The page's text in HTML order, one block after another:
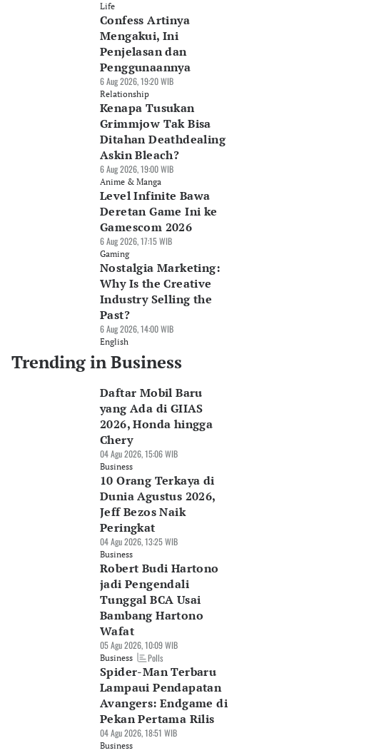
Life
Confess Artinya
Mengakui, Ini
Penjelasan dan
Penggunaannya
6 Aug 2026, 19:20 WIB
Relationship
Kenapa Tusukan
Grimmjow Tak Bisa
Ditahan Deathdealing
Askin Bleach?
6 Aug 2026, 19:00 WIB
Anime & Manga
Level Infinite Bawa
Deretan Game Ini ke
Gamescom 2026
6 Aug 2026, 17:15 WIB
Gaming
Nostalgia Marketing:
Why Is the Creative
Industry Selling the
Past?
6 Aug 2026, 14:00 WIB
English
Trending in Business
Daftar Mobil Baru
yang Ada di GIIAS
2026, Honda hingga
Chery
04 Agu 2026, 15:06 WIB
Business
10 Orang Terkaya di
Dunia Agustus 2026,
Jeff Bezos Naik
Peringkat
04 Agu 2026, 13:25 WIB
Business
Robert Budi Hartono
jadi Pengendali
Tunggal BCA Usai
Bambang Hartono
Wafat
05 Agu 2026, 10:09 WIB
Business Polls
Spider-Man Terbaru
Lampaui Pendapatan
Avangers: Endgame di
Pekan Pertama Rilis
04 Agu 2026, 18:51 WIB
Business